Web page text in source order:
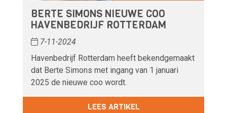
BERTE SIMONS NIEUWE COO
HAVENBEDRIJF ROTTERDAM
7-11-2024
Havenbedrijf Rotterdam heeft bekendgemaakt
dat Berte Simons met ingang van 1 januari
2025 de nieuwe coo wordt.
LEES ARTIKEL